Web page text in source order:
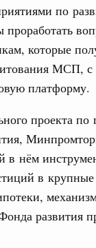
по
которые
МСП, с
платформу.
проекта
в нём
в
развития
более
и ликвидация их